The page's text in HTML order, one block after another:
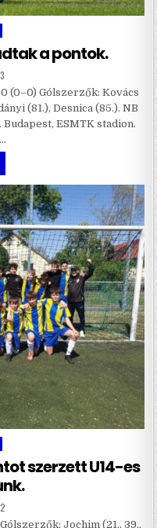
a pontok.
(0–0) Gólszerzők: Kovács
(81.), Desnica (85.). NB
ESMTK stadion.
szerzett U14-es
Jochim (21., 39.,